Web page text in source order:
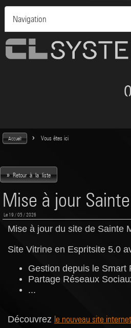
Navigation
Accueil > Vous êtes ici
»Retour à la liste
Mise à jour
Le 19 / 05 / 2026
Mise à jour du site de Sainte
Site Vitrine en Espritsite 5.0
Gestion depuis le Smart
Partage Réseaux
...
Découvrez le nouveau site internet